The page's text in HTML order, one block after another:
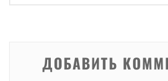
ДОБАВИТЬ